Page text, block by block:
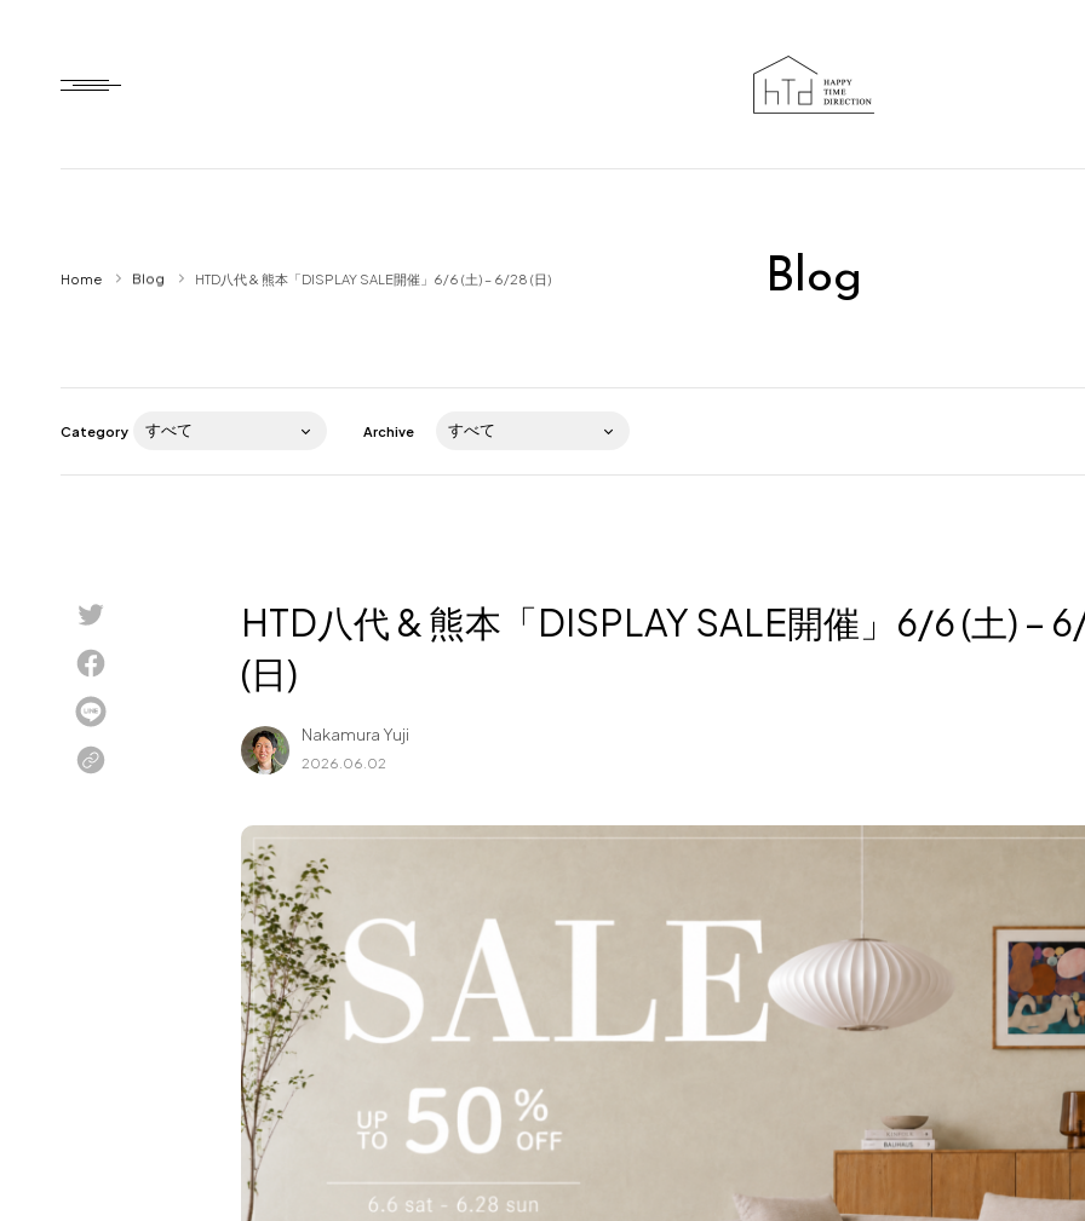
HTD style
Item
Brand
About us
Recruit
Contact
フラッグシップストア
0965-52-0323
096-274-8175
Blog
Home Blog HTD八代 & 熊本「DISPLAY SALE開催」6/6 (土) – 6/28 (日)
Category Archive
HTD八代 & 熊本「DISPLAY SALE開催」6/6 (土) –
(日)
Nakamura Yuji
2026.06.02